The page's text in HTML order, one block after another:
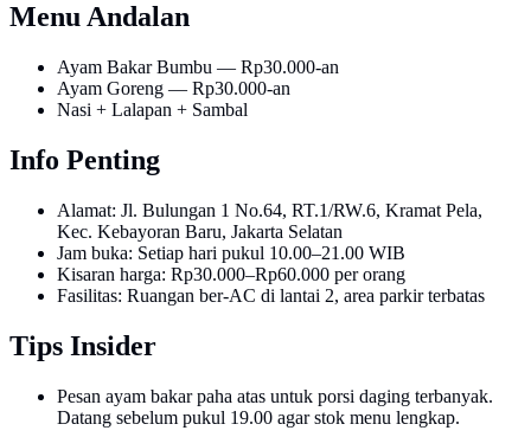
Menu Andalan
Ayam Bakar Bumbu — Rp30.000-an
Ayam Goreng — Rp30.000-an
Nasi + Lalapan + Sambal
Info Penting
Alamat: Jl. Bulungan 1 No.64, RT.1/RW.6, Kramat Pela,
Kec. Kebayoran Baru, Jakarta Selatan
Jam buka: Setiap hari pukul 10.00–21.00 WIB
Kisaran harga: Rp30.000–Rp60.000 per orang
Fasilitas: Ruangan ber-AC di lantai 2, area parkir terbatas
Tips Insider
Pesan ayam bakar paha atas untuk porsi daging terbanyak.
Datang sebelum pukul 19.00 agar stok menu lengkap.